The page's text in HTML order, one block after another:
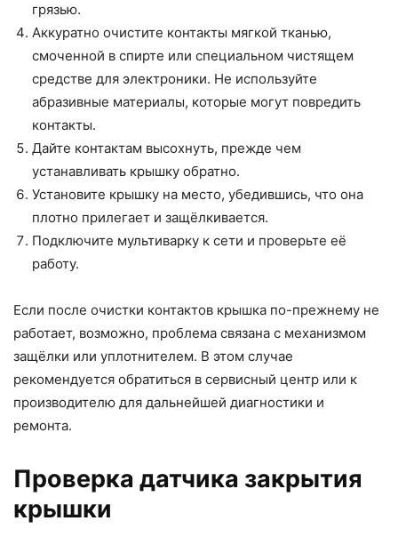
грязью.
Аккуратно очистите контакты мягкой тканью,
смоченной в спирте или специальном чистящем
средстве для электроники. Не используйте
абразивные материалы, которые могут повредить
контакты.
Дайте контактам высохнуть, прежде чем
устанавливать крышку обратно.
Установите крышку на место, убедившись, что она
плотно прилегает и защёлкивается.
Подключите мультиварку к сети и проверьте её
работу.
Если после очистки контактов крышка по-прежнему не
работает, возможно, проблема связана с механизмом
защёлки или уплотнителем. В этом случае
рекомендуется обратиться в сервисный центр или к
производителю для дальнейшей диагностики и
ремонта.
Проверка датчика закрытия
крышки